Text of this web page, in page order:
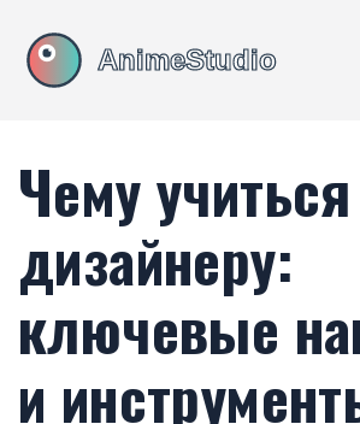
Чему учиться
дизайнеру:
ключевые
и